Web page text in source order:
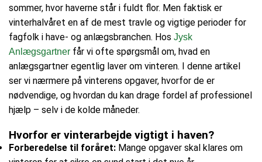
sommer, hvor haverne står i fuldt flor. Men faktisk er
vinterhalvåret en af de mest travle og vigtige perioder for
fagfolk i have- og anlægsbranchen. Hos Jysk
Anlægsgartner får vi ofte spørgsmål om, hvad en
anlægsgartner egentlig laver om vinteren. I denne artikel
ser vi nærmere på vinterens opgaver, hvorfor de er
nødvendige, og hvordan du kan drage fordel af professionel
hjælp – selv i de kolde måneder.
Hvorfor er vinterarbejde vigtigt i haven?
Forberedelse til foråret: Mange opgaver skal klares om